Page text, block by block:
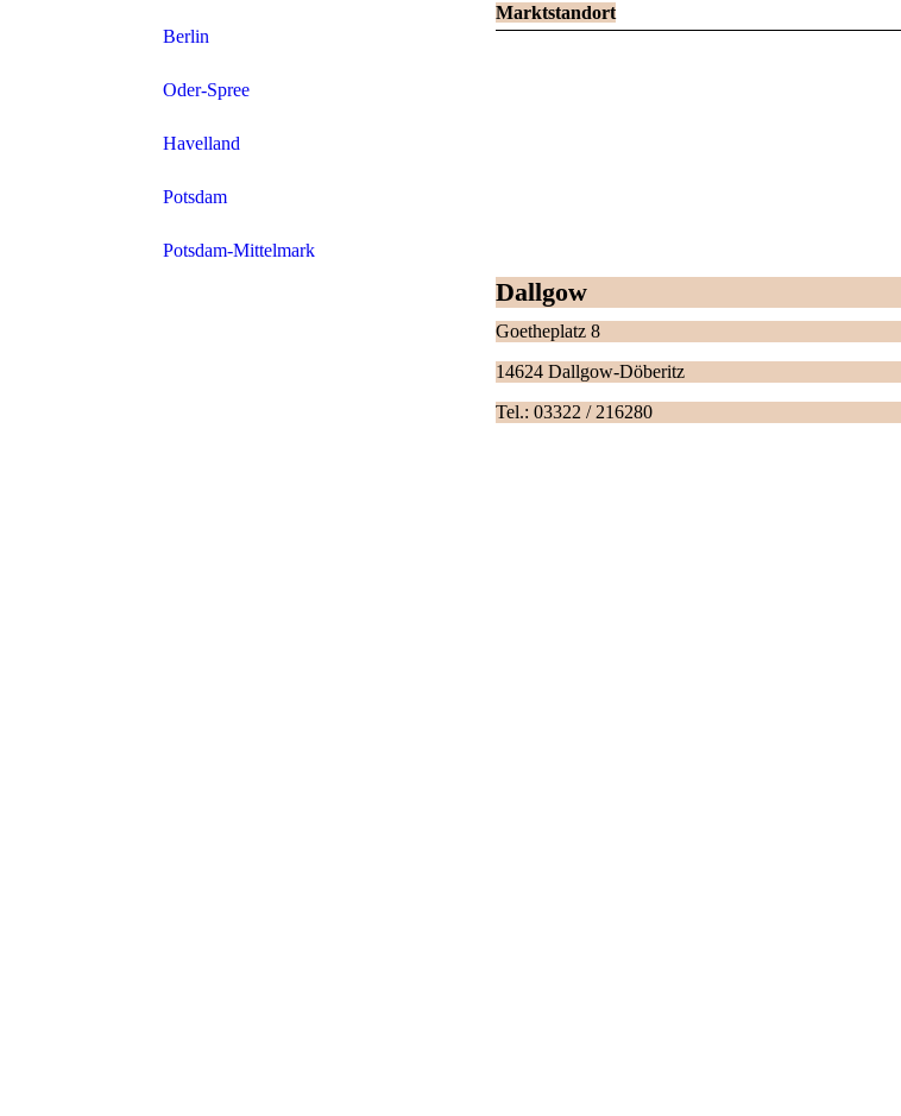
Berlin
Oder-Spree
Havelland
Potsdam
Potsdam-Mittelmark
Marktstandort
Dallgow
Goetheplatz 8
14624 Dallgow-Döberitz
Tel.: 03322 / 216280